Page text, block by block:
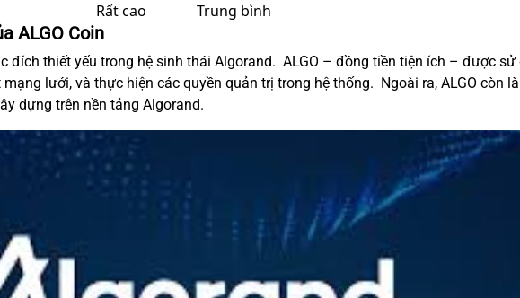
Rất cao Trung bình
ALGO Coin
đích thiết yếu trong hệ sinh thái Algorand. ALGO – đồng tiền tiện ích – được
lưới, và thực hiện các quyền quản trị trong hệ thống. Ngoài ra, ALGO còn
dựng trên nền tảng Algorand.